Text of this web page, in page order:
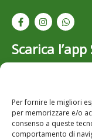
Per fornire le migliori
per memorizzare e/o
consenso a queste
comportamento di
Scarica
Resta
per iOS e Android..